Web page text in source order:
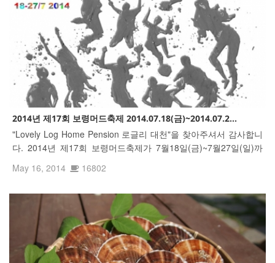
2014년 제17회 보령머드축제 2014.07.18(금)~2014.07.2...
"Lovely Log Home Pension 로글리 대천"을 찾아주셔서 감사합니
다. 2014년 제17회 보령머드축제가 7월18일(금)~7월27일(일)까
v/v04471dR7cR7KXTX11iiOdK
May 16, 2014 16802